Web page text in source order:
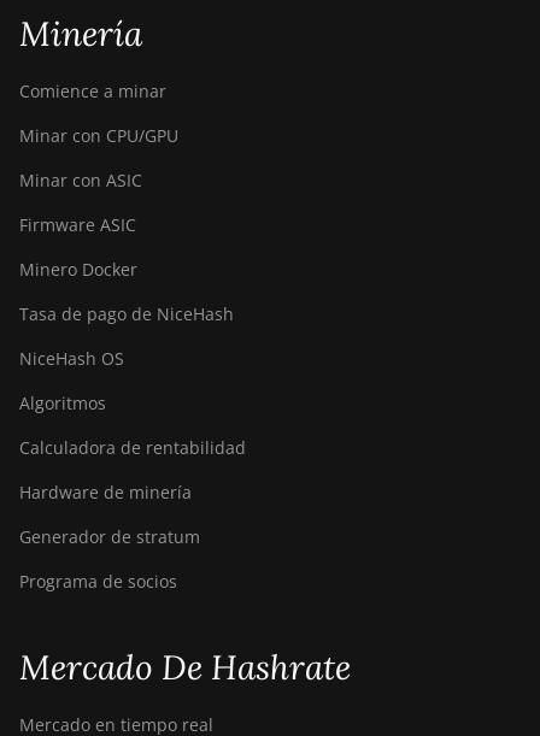
Minería
Comience a minar
Minar con CPU/GPU
Minar con ASIC
Firmware ASIC
Minero Docker
Tasa de pago de NiceHash
NiceHash OS
Algoritmos
Calculadora de rentabilidad
Hardware de minería
Generador de stratum
Programa de socios
Mercado De Hashrate
Mercado en tiempo real